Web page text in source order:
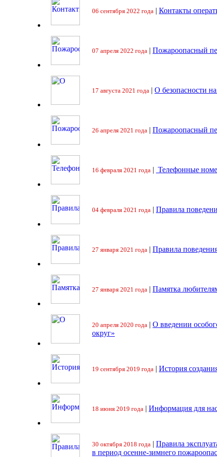
06 сентября 2022 года | Контакты
07 апреля 2022 года | Пожароопасный
17 августа 2021 года | О безопасности
26 апреля 2021 года | Пожароопасный
16 февраля 2021 года | Телефонные
04 февраля 2021 года | Правила
27 января 2021 года | Правила
27 января 2021 года | Памятка
20 апреля 2020 года | О введении
округ»
19 сентября 2019 года | История
18 июня 2019 года | Информация для
30 октября 2018 года | Правила
в период осенне-зимнего